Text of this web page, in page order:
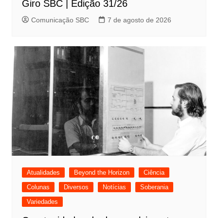
Giro SBC | Edição 31/26
Comunicação SBC 7 de agosto de 2026
Atualidades Beyond the Horizon
Ciência
Colunas
Diversos Notícias
Soberania
Variedades